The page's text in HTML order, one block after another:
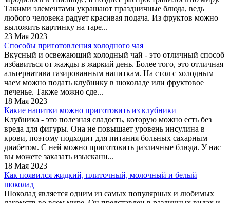
Такими элементами украшают праздничные блюда, ведь
любого человека радует красивая подача. Из фруктов можно
выложить картинку на таре...
23 Мая 2023
Способы приготовления холодного чая
Вкусный и освежающий холодный чай - это отличный способ
избавиться от жажды в жаркий день. Более того, это отличная
альтернатива газированным напиткам. На стол с холодным
чаем можно подать клубнику в шоколаде или фруктовое
печенье. Также можно сде...
18 Мая 2023
Какие напитки можно приготовить из клубники
Клубника - это полезная сладость, которую можно есть без
вреда для фигуры. Она не повышает уровень инсулина в
крови, поэтому подходит для питания больных сахарным
диабетом. С ней можно приготовить различные блюда. У нас
вы можете заказать изысканн...
18 Мая 2023
Как появился жидкий, плиточный, молочный и белый
шоколад
Шоколад является одним из самых популярных и любимых